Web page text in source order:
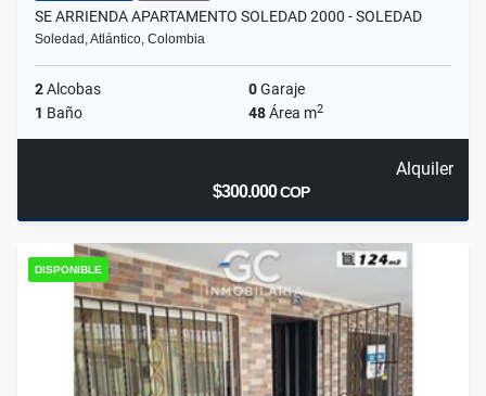
SE ARRIENDA APARTAMENTO SOLEDAD 2000 - SOLEDAD
Soledad, Atlántico, Colombia
2Alcobas 0Garaje
1 Baño 48Área m2
Alquiler
$300.000COP
DISPONIBLE